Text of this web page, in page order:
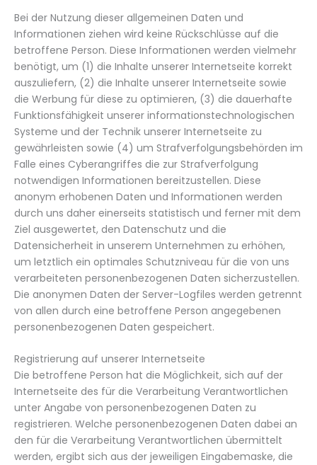
Bei der Nutzung dieser allgemeinen Daten und
Informationen ziehen wird keine Rückschlüsse auf die
betroffene Person. Diese Informationen werden vielmehr
benötigt, um (1) die Inhalte unserer Internetseite korrekt
auszuliefern, (2) die Inhalte unserer Internetseite sowie
die Werbung für diese zu optimieren, (3) die dauerhafte
Funktionsfähigkeit unserer informationstechnologischen
Systeme und der Technik unserer Internetseite zu
gewährleisten sowie (4) um Strafverfolgungsbehörden im
Falle eines Cyberangriffes die zur Strafverfolgung
notwendigen Informationen bereitzustellen. Diese
anonym erhobenen Daten und Informationen werden
durch uns daher einerseits statistisch und ferner mit dem
Ziel ausgewertet, den Datenschutz und die
Datensicherheit in unserem Unternehmen zu erhöhen,
um letztlich ein optimales Schutzniveau für die von uns
verarbeiteten personenbezogenen Daten sicherzustellen.
Die anonymen Daten der Server-Logfiles werden getrennt
von allen durch eine betroffene Person angegebenen
personenbezogenen Daten gespeichert.
Registrierung auf unserer Internetseite
Die betroffene Person hat die Möglichkeit, sich auf der
Internetseite des für die Verarbeitung Verantwortlichen
unter Angabe von personenbezogenen Daten zu
registrieren. Welche personenbezogenen Daten dabei an
den für die Verarbeitung Verantwortlichen übermittelt
werden, ergibt sich aus der jeweiligen Eingabemaske, die